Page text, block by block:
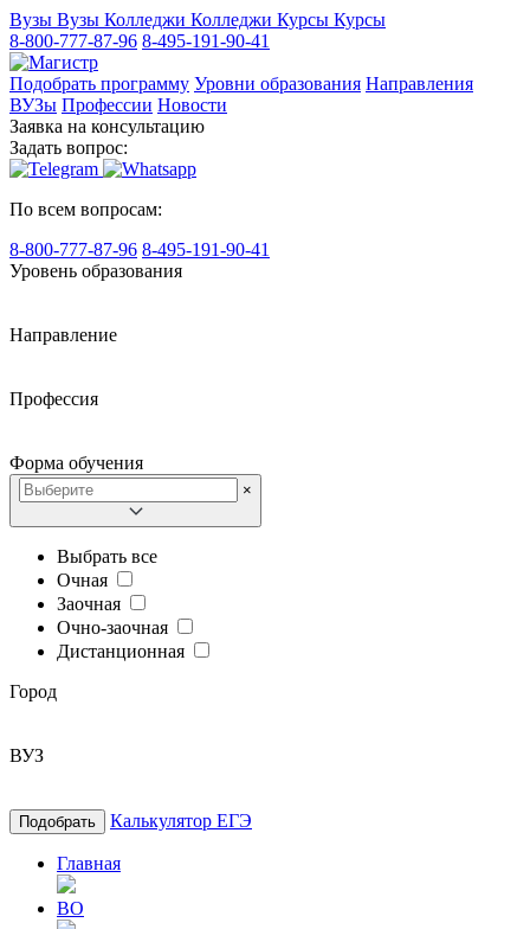
Вузы Вузы Колледжи Колледжи Курсы Курсы
8-800-777-87-96 8-495-191-90-41
Подобрать программу Уровни образования Направления
ВУЗы Профессии Новости
Заявка на консультацию
Задать вопрос:
По всем вопросам:
8-800-777-87-96 8-495-191-90-41
Уровень образования
Направление
Профессия
Форма обучения
×
Выбрать все
Очная
Заочная
Очно-заочная
Дистанционная
Город
ВУЗ
Подобрать Калькулятор ЕГЭ
Главная
ВО